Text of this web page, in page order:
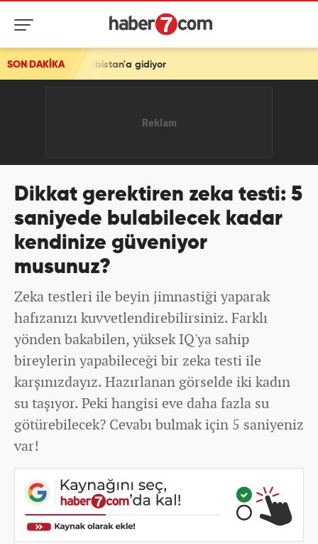
SON DAKİKA
gidiyor
Dikkat gerektiren zeka testi: 5
saniyede bulabilecek kadar
kendinize güveniyor
musunuz?
Zeka testleri ile beyin jimnastiği yaparak
hafızanızı kuvvetlendirebilirsiniz. Farklı
yönden bakabilen, yüksek IQ'ya sahip
bireylerin yapabileceği bir zeka testi ile
karşınızdayız. Hazırlanan görselde iki kadın
su taşıyor. Peki hangisi eve daha fazla su
götürebilecek? Cevabı bulmak için 5 saniyeniz
var!